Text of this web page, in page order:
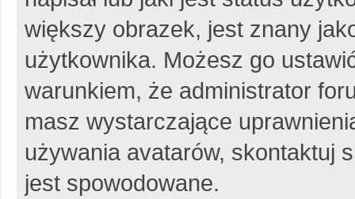
większy obrazek, jest znany
użytkownika. Możesz go
warunkiem, że administrator
masz wystarczające
używania avatarów, skontaktuj
jest spowodowane.